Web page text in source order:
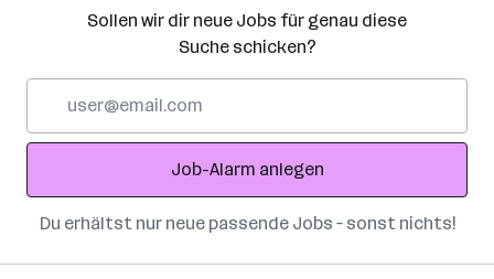
Sollen wir dir neue Jobs für genau diese
Suche schicken?
Adresse
Job-Alarm anlegen
Du erhältst nur neue passende Jobs – sonst nichts!